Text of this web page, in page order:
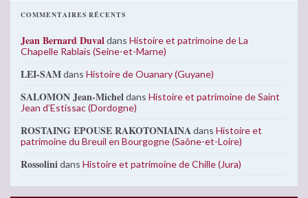
COMMENTAIRES RÉCENTS
Jean Bernard Duvaldans Histoire et patrimoine de La
Chapelle Rablais (Seine-et-Marne)
LEI-SAMdans Histoire de Ouanary (Guyane)
SALOMON Jean-Micheldans Histoire et patrimoine de Saint
Jean d’Estissac (Dordogne)
ROSTAING EPOUSE RAKOTONIAINAdans Histoire et
patrimoine du Breuil en Bourgogne (Saône-et-Loire)
Rossolinidans Histoire et patrimoine de Chille (Jura)